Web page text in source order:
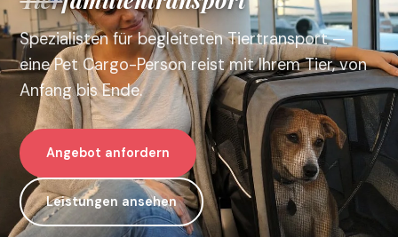
Spezialisten für begleiteten Tiertransport —
eine Pet Cargo-Person reist mit Ihrem Tier, von
Anfang bis Ende.
Angebot anfordern
Leistungen ansehen